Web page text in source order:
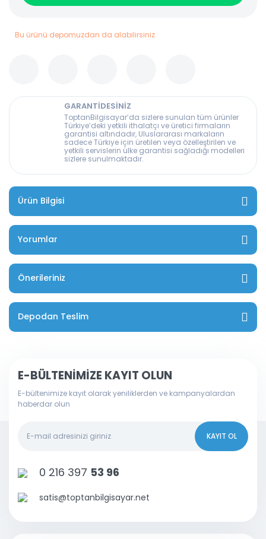
Bu ürünü depomuzdan da alabilirsiniz
GARANTİDESİNİZ
ToptanBilgisayar’da sizlere sunulan tüm ürünler
Türkiye’deki yetkili ithalatçı ve üretici firmaların
garantisi altındadır, Uluslararası markaların
sadece Türkiye için üretilen veya özelleştirilen ve
yetkili servislerin ülke garantisi sağladığı modelleri
sizlere sunulmaktadır.
Ürün Bilgisi
Yorumlar
Önerileriniz
Depodan Teslim
E-BÜLTENİMİZE KAYIT OLUN
E-bültenimize kayıt olarak yeniliklerden ve kampanyalardan
haberdar olun
KAYIT OL
0 216 397 53 96
satis@toptanbilgisayar.net